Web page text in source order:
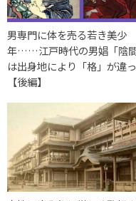
男専門に体を売る若き美少
年……江戸時代の男娼「陰間
は出身地により「格」が違
【後編】